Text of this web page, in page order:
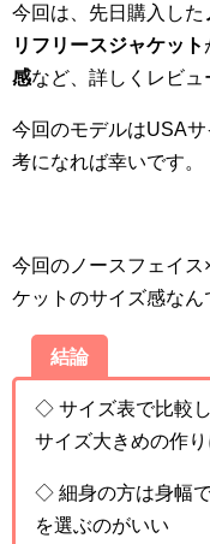
今回は、先日購入した
リフリースジャケット
感など、詳しくレビュ
今回のモデルはUSA
考になれば幸いです。
今回のノースフェイ
ケットのサイズ感なん
結論
◇ サイズ表で比較
サイズ大きめの作
◇ 細身の方は身幅
を選ぶのがいい